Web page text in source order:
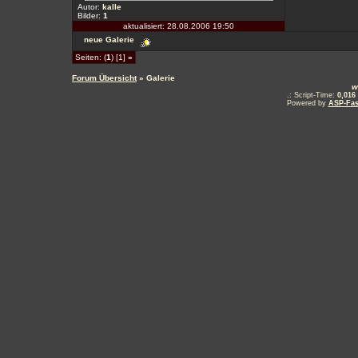
Autor: kalle
Bilder: 1
aktualisiert: 28.08.2006 19:50
neue Galerie
Seiten: (1) [1] »
Forum Übersicht» Galerie
.: Script-Time: 0,016
Powered by ASP-